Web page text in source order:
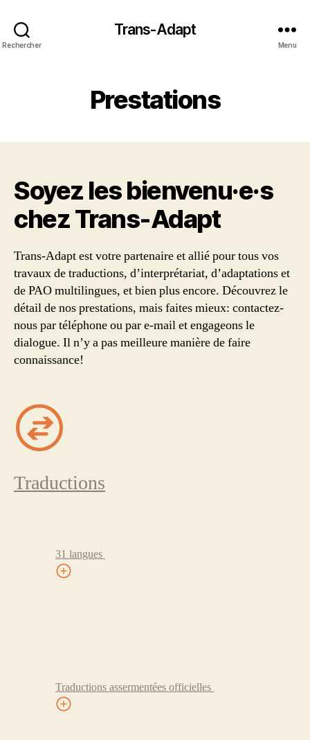
Rechercher
Trans-Adapt
Menu
Prestations
Soyez les bienvenu·e·s
chez Trans‑Adapt
Trans-Adapt est votre partenaire et allié pour tous vos
travaux de traductions, d’interprétariat, d’adaptations et
de PAO multilingues, et bien plus encore. Découvrez le
détail de nos prestations, mais faites mieux: contactez-
nous par téléphone ou par e-mail et engageons le
dialogue. Il n’y a pas meilleure manière de faire
connaissance!
Traductions
31 langues
Traductions assermentées officielles